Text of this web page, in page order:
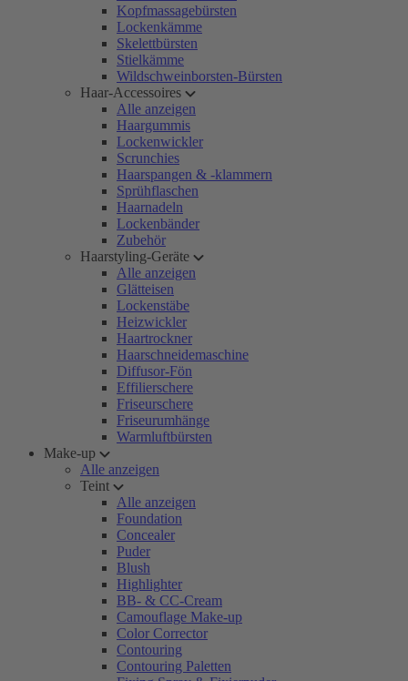
Kopfmassagebürsten
Lockenkämme
Skelettbürsten
Stielkämme
Wildschweinborsten-Bürsten
Haar-Accessoires
Alle anzeigen
Haargummis
Lockenwickler
Scrunchies
Haarspangen & -klammern
Sprühflaschen
Haarnadeln
Lockenbänder
Zubehör
Haarstyling-Geräte
Alle anzeigen
Glätteisen
Lockenstäbe
Heizwickler
Haartrockner
Haarschneidemaschine
Diffusor-Fön
Effilierschere
Friseurschere
Friseurumhänge
Warmluftbürsten
Make-up
Alle anzeigen
Teint
Alle anzeigen
Foundation
Concealer
Puder
Blush
Highlighter
BB- & CC-Cream
Camouflage Make-up
Color Corrector
Contouring
Contouring Paletten